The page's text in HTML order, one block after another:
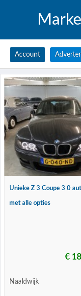
Account
Unieke Z 3 Coupe 3 0
met alle opties
€
Naaldwijk